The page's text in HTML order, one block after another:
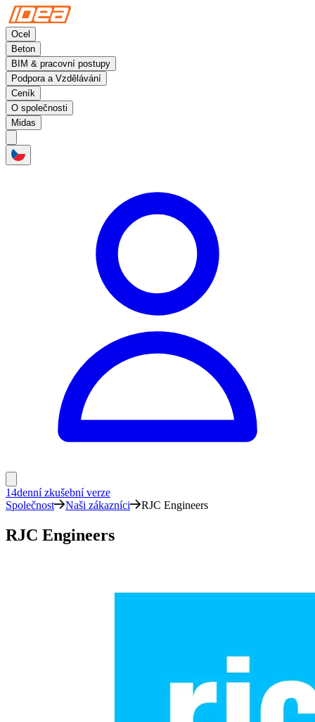
Ocel
Beton
BIM & pracovní postupy
Podpora a Vzdělávání
Ceník
O společnosti
Midas
14denní zkušební verze
Společnost
Naši zákazníci RJC Engineers
RJC Engineers